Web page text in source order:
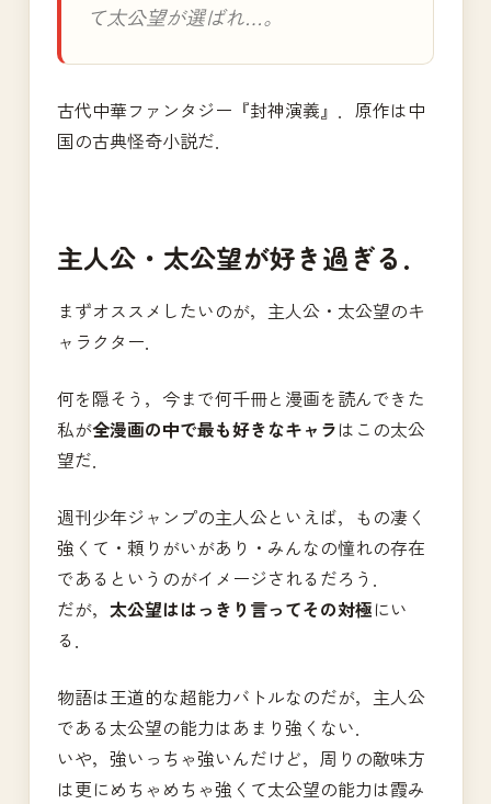
て太公望が選ばれ…。
古代中華ファンタジー『封神演義』．原作は中
国の古典怪奇小説だ．
主人公・太公望が好き過ぎる．
まずオススメしたいのが，主人公・太公望のキ
ャラクター．
何を隠そう，今まで何千冊と漫画を読んできた
私が全漫画の中で最も好きなキャラはこの太公
望だ．
週刊少年ジャンプの主人公といえば，もの凄く
強くて・頼りがいがあり・みんなの憧れの存在
であるというのがイメージされるだろう．
だが， 太公望ははっきり言ってその対極にい
る．
物語は王道的な超能力バトルなのだが，主人公
である太公望の能力はあまり強くない．
いや，強いっちゃ強いんだけど，周りの敵味方
は更にめちゃめちゃ強くて太公望の能力は霞み